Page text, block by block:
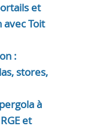
et
Toit
:
stores,
à
et